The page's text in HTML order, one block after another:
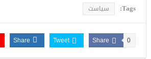
سپاه پاسداران
سنتکام: ما همچنان به اعمال محاصره علیه
Tags: سیاست
Share 0
Tweet
Share